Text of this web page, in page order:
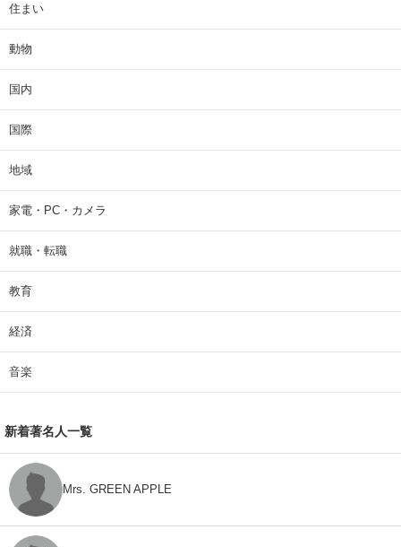
住まい
動物
国内
国際
地域
家電・PC・カメラ
就職・転職
教育
経済
音楽
新着著名人一覧
Mrs. GREEN APPLE